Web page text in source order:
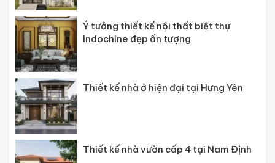
Ý tưởng thiết kế nội thất biệt thự
Indochine đẹp ấn tượng
Thiết kế nhà ở hiện đại tại Hưng Yên
Thiết kế nhà vườn cấp 4 tại Nam Định